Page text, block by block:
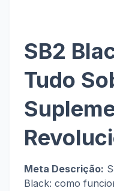
SB2
Tudo
Meta Descrição:
Black: como